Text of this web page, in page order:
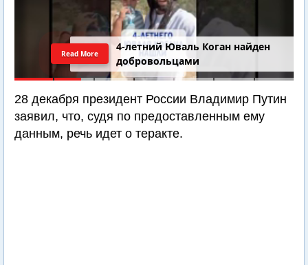
4-летний Юваль Коган найден
добровольцами
Read More
28 декабря президент России Владимир Путин
заявил, что, судя по предоставленным ему
данным, речь идет о теракте.